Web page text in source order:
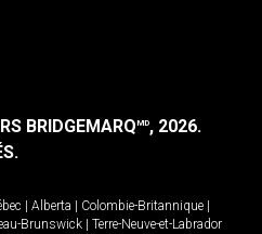
BRIDGEMARQMD, 2026.
| Alberta | Colombie-Britannique |
Brunswick | Terre-Neuve-et-Labrador